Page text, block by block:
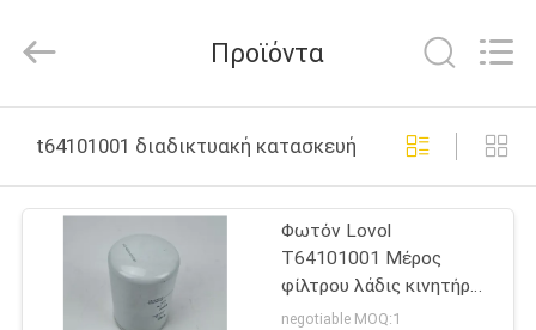
ΠΡΟΪΌΝΤΑ
ΒΊΝΤΕΟ
Rights
Reserved.
ECER
Προϊόντα
t64101001 διαδικτυακή κατασκευή
Φωτόν Lovol
T64101001 Μέρος
φίλτρου λάδις κινητήρα
LOVOL
negotiable MOQ:1